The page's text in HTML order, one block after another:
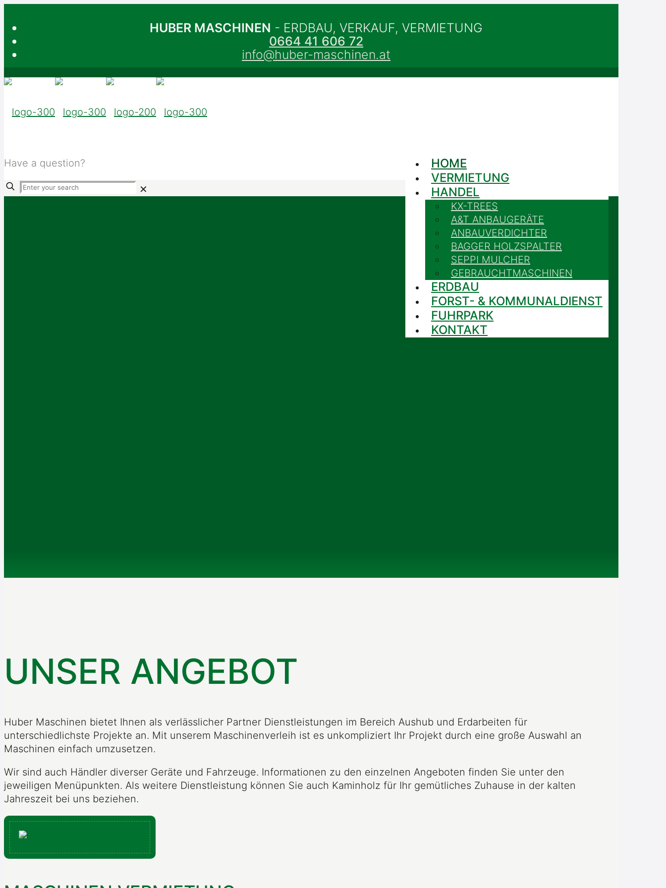
HUBER MASCHINEN - ERDBAU, VERKAUF, VERMIETUNG
0664 41 606 72
info@huber-maschinen.at
HOME
VERMIETUNG
HANDEL
KX-TREES
A&T ANBAUGERÄTE
ANBAUVERDICHTER
BAGGER HOLZSPALTER
SEPPI MULCHER
GEBRAUCHTMASCHINEN
ERDBAU
FORST- & KOMMUNALDIENST
FUHRPARK
KONTAKT
Have a question?
✕
UNSER ANGEBOT
Huber Maschinen bietet Ihnen als verlässlicher Partner Dienstleistungen im Bereich Aushub und Erdarbeiten für
unterschiedlichste Projekte an. Mit unserem Maschinenverleih ist es unkompliziert Ihr Projekt durch eine große Auswahl an
Maschinen einfach umzusetzen.
Wir sind auch Händler diverser Geräte und Fahrzeuge. Informationen zu den einzelnen Angeboten finden Sie unter den
jeweiligen Menüpunkten. Als weitere Dienstleistung können Sie auch Kaminholz für Ihr gemütliches Zuhause in der kalten
Jahreszeit bei uns beziehen.